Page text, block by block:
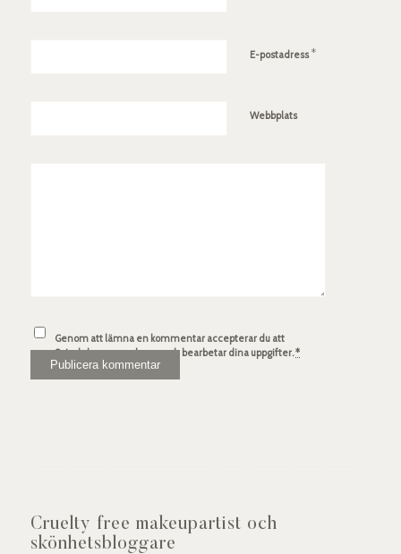
E-postadress*
Webbplats
Genom att lämna en kommentar accepterar du att
Spindelsven.com lagrar och bearbetar dina uppgifter.*
Cruelty free makeupartist och
skönhetsbloggare